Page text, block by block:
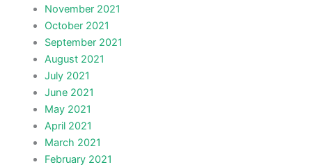
November 2021
October 2021
September 2021
August 2021
July 2021
June 2021
May 2021
April 2021
March 2021
February 2021